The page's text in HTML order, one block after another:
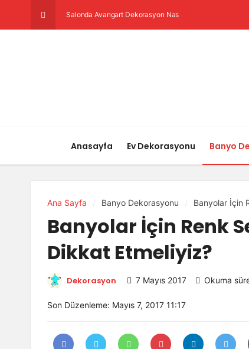
Salonda Avangart Dekorasyon Nasıl Yapılır?
Anasayfa Ev Dekorasyonu Banyo
Ana Sayfa Banyo Dekorasyonu Banyolar İçin
Banyolar İçin Renk
Dikkat Etmeliyiz?
Dekorasyon 7 Mayıs 2017 Okuma
Son Düzenleme: Mayıs 7, 2017 11:17